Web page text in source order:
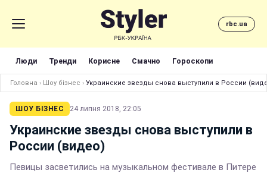
rbc.ua
Люди Тренди Корисне Смачно Гороскопи
Головна › Шоу бізнес › Украинские звезды снова выступили в России
ШОУ БІЗНЕС 24 липня 2018, 22:05
Украинские звезды снова выступили в
России (видео)
Певицы засветились на музыкальном фестивале в Питере